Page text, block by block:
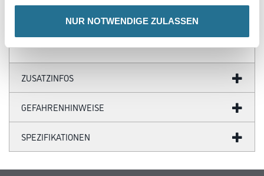
NUR NOTWENDIGE ZULASSEN
(kurzfristig)
ZUSATZINFOS
GEFAHRENHINWEISE
SPEZIFIKATIONEN